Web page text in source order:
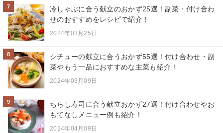
7
冷しゃぶに合う献立のおかず25選！副菜・付け合わ
せのおすすめをレシピで紹介！
2024年03月25日
8
シチューの献立に合うおかず55選！付け合わせ・副
菜やもう一品におすすめな主菜も紹介！
2024年03月09日
9
ちらし寿司に合う献立おかず27選！付け合わせやお
もてなしメニュー例も紹介！
2024年04月09日